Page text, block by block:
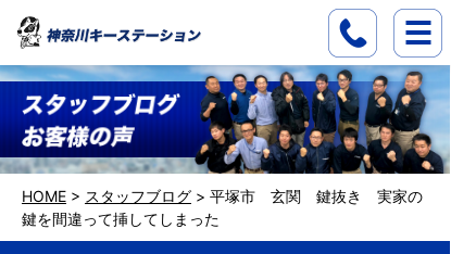
HOME > スタッフブログ > 平塚市 玄関 鍵抜き 実家の
鍵を間違って挿してしまった